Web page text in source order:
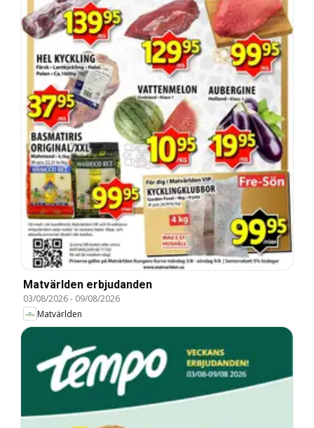
Matvärlden erbjudanden
03/08/2026- 09/08/2026
Matvärlden